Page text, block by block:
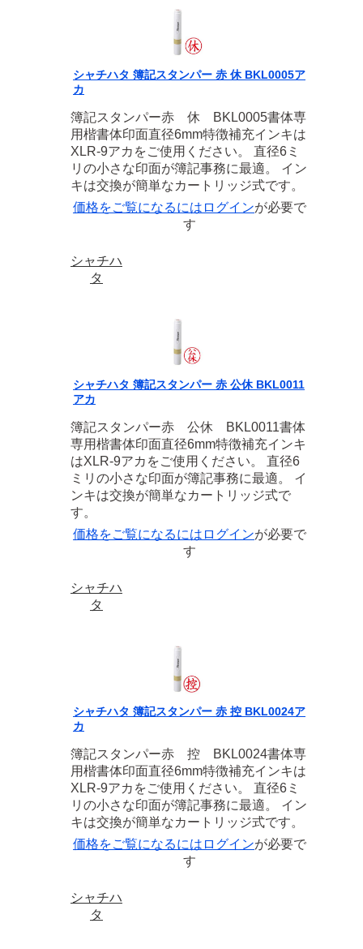
シャチハタ 簿記スタンパー 赤 休 BKL0005ア
カ
簿記スタンパー赤 休 BKL0005書体専
用楷書体印面直径6mm特徴補充インキは
XLR-9アカをご使用ください。 直径6ミ
リの小さな印面が簿記事務に最適。 イン
キは交換が簡単なカートリッジ式です。
価格をご覧になるには ログインが必要で
す
シャチハ
タ
シャチハタ 簿記スタンパー 赤 公休 BKL0011
アカ
簿記スタンパー赤 公休 BKL0011書体
専用楷書体印面直径6mm特徴補充インキ
はXLR-9アカをご使用ください。 直径6
ミリの小さな印面が簿記事務に最適。 イ
ンキは交換が簡単なカートリッジ式で
す。
価格をご覧になるには ログインが必要で
す
シャチハ
タ
シャチハタ 簿記スタンパー 赤 控 BKL0024ア
カ
簿記スタンパー赤 控 BKL0024書体専
用楷書体印面直径6mm特徴補充インキは
XLR-9アカをご使用ください。 直径6ミ
リの小さな印面が簿記事務に最適。 イン
キは交換が簡単なカートリッジ式です。
価格をご覧になるには ログインが必要で
す
シャチハ
タ